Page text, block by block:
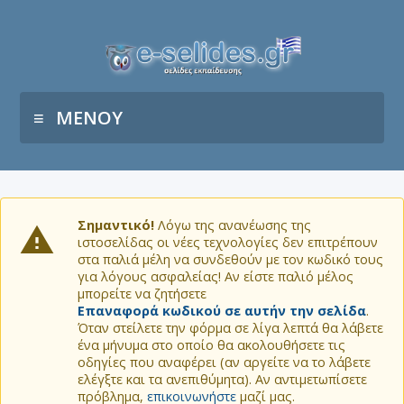
ΜΕΝΟΥ
Σημαντικό! Λόγω της ανανέωσης της
ιστοσελίδας οι νέες τεχνολογίες δεν επιτρέπουν
στα παλιά μέλη να συνδεθούν με τον κωδικό τους
για λόγους ασφαλείας! Αν είστε παλιό μέλος
μπορείτε να ζητήσετε
Επαναφορά κωδικού σε αυτήν την σελίδα.
Όταν στείλετε την φόρμα σε λίγα λεπτά θα λάβετε
ένα μήνυμα στο οποίο θα ακολουθήσετε τις
οδηγίες που αναφέρει (αν αργείτε να το λάβετε
ελέγξτε και τα ανεπιθύμητα). Αν αντιμετωπίσετε
πρόβλημα, επικοινωνήστε μαζί μας.